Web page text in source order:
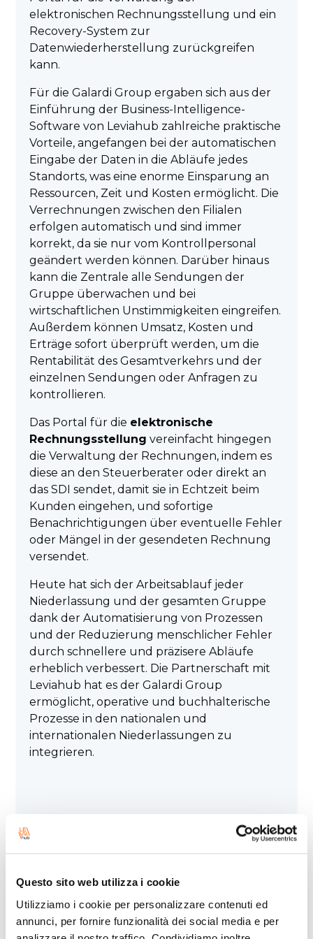
Questo sito web utilizza i cookie
Utilizziamo i cookie per personalizzare contenuti ed
annunci, per fornire funzionalità dei social media e per
elektronischen Rechnungsstellung und ein
Recovery-System zur
Datenwiederherstellung zurückgreifen
kann.
Für die Galardi Group ergaben sich aus der
Einführung der Business-Intelligence-
Software von Leviahub zahlreiche praktische
Vorteile, angefangen bei der automatischen
Eingabe der Daten in die Abläufe jedes
Standorts, was eine enorme Einsparung an
Ressourcen, Zeit und Kosten ermöglicht. Die
Verrechnungen zwischen den Filialen
erfolgen automatisch und sind immer
korrekt, da sie nur vom Kontrollpersonal
geändert werden können. Darüber hinaus
kann die Zentrale alle Sendungen der
Gruppe überwachen und bei
wirtschaftlichen Unstimmigkeiten eingreifen.
Außerdem können Umsatz, Kosten und
Erträge sofort überprüft werden, um die
Rentabilität des Gesamtverkehrs und der
einzelnen Sendungen oder Anfragen zu
kontrollieren.
Das Portal für die elektronische
Rechnungsstellung vereinfacht hingegen
die Verwaltung der Rechnungen, indem es
diese an den Steuerberater oder direkt an
das SDI sendet, damit sie in Echtzeit beim
Kunden eingehen, und sofortige
Benachrichtigungen über eventuelle Fehler
oder Mängel in der gesendeten Rechnung
versendet.
Heute hat sich der Arbeitsablauf jeder
Niederlassung und der gesamten Gruppe
dank der Automatisierung von Prozessen
und der Reduzierung menschlicher Fehler
durch schnellere und präzisere Abläufe
erheblich verbessert. Die Partnerschaft mit
Leviahub hat es der Galardi Group
ermöglicht, operative und buchhalterische
Prozesse in den nationalen und
internationalen Niederlassungen zu
integrieren.